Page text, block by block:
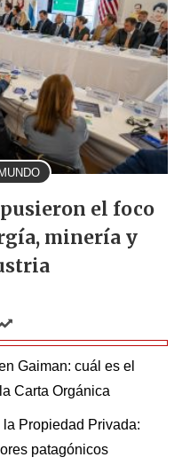
pusieron el foco
minería y
Gaiman: cuál es el
Carta Orgánica
Propiedad Privada:
patagónicos